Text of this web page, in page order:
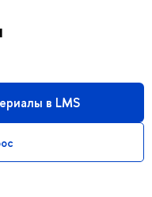
в LMS